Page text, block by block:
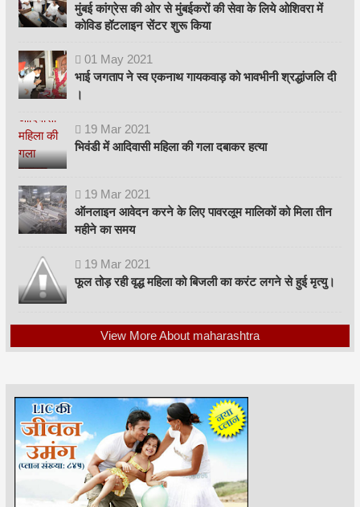
मुंबई कांग्रेस की ओर से मुंबईकरों की सेवा के लिये ओशिवरा में
कोविड हॉटलाइन सेंटर शुरू किया
01 May 2021
भाई जगताप ने स्व एकनाथ गायकवाड़ को भावभीनी श्रद्धांजलि दी
।
19 Mar 2021
भिवंडी में आदिवासी महिला की गला दबाकर हत्या
19 Mar 2021
ऑनलाइन आवेदन करने के लिए पावरलूम मालिकों को मिला तीन
महीने का समय
19 Mar 2021
फूल तोड़ रही वृद्ध महिला को बिजली का करंट लगने से हुई मृत्यु।
View More About maharashtra